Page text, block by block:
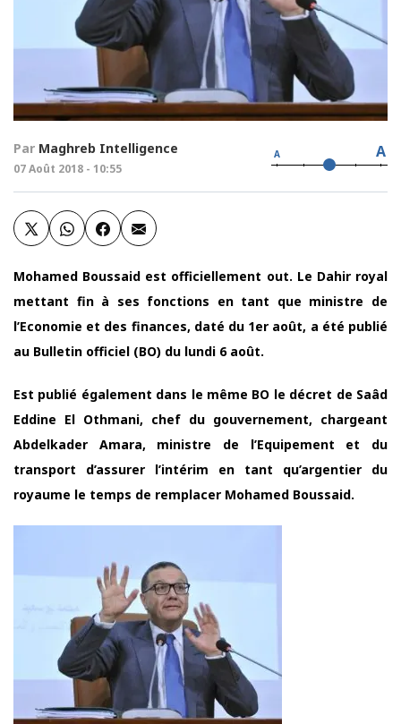
Par Maghreb Intelligence
07 Août 2018 - 10:55
A A
Mohamed Boussaid est officiellement out. Le Dahir royal
mettant fin à ses fonctions en tant que ministre de
l’Economie et des finances, daté du 1er août, a été publié
au Bulletin officiel (BO) du lundi 6 août.
Est publié également dans le même BO le décret de Saâd
Eddine El Othmani, chef du gouvernement, chargeant
Abdelkader Amara, ministre de l’Equipement et du
transport d’assurer l’intérim en tant qu’argentier du
royaume le temps de remplacer Mohamed Boussaid.